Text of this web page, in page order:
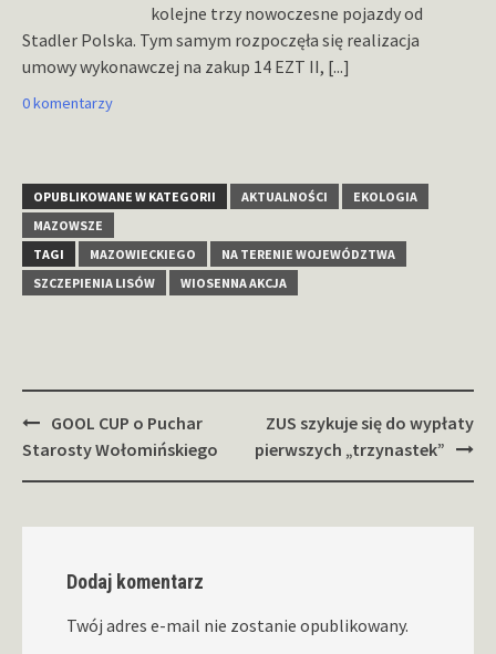
kolejne trzy nowoczesne pojazdy od
Stadler Polska. Tym samym rozpoczęła się realizacja
umowy wykonawczej na zakup 14 EZT II, [...]
0 komentarzy
OPUBLIKOWANE W KATEGORII AKTUALNOŚCI
EKOLOGIA
MAZOWSZE
TAGI
MAZOWIECKIEGO
NA TERENIE WOJEWÓDZTWA
SZCZEPIENIA LISÓW
WIOSENNA AKCJA
Zobacz
wpisy
GOOL CUP o Puchar
Starosty Wołomińskiego
ZUS szykuje się do wypłaty
pierwszych „trzynastek”
Dodaj komentarz
Twój adres e-mail nie zostanie opublikowany.